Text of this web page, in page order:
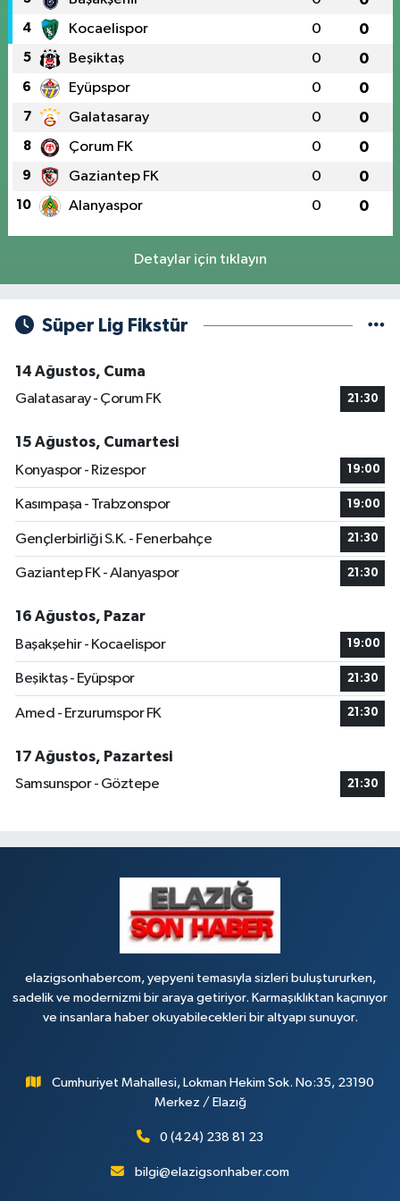
4 Kocaelispor 0 0
5 Beşiktaş 0 0
6 Eyüpspor 0 0
7 Galatasaray 0 0
8 Çorum FK 0 0
9 Gaziantep FK 0 0
10 Alanyaspor 0 0
Detaylar için tıklayın
Süper Lig Fikstür
14 Ağustos, Cuma
Galatasaray - Çorum FK
21:30
15 Ağustos, Cumartesi
Konyaspor - Rizespor
19:00
Kasımpaşa - Trabzonspor 19:00
Gençlerbirliği S.K. - Fenerbahçe 21:30
Gaziantep FK - Alanyaspor 21:30
16 Ağustos, Pazar
Başakşehir - Kocaelispor
19:00
Beşiktaş - Eyüpspor 21:30
Amed - Erzurumspor FK 21:30
17 Ağustos, Pazartesi
Samsunspor - Göztepe
21:30
elazigsonhabercom, yepyeni temasıyla sizleri buluştururken,
sadelik ve modernizmi bir araya getiriyor. Karmaşıklıktan kaçınıyor
ve insanlara haber okuyabilecekleri bir altyapı sunuyor.
Cumhuriyet Mahallesi, Lokman Hekim Sok. No:35, 23190
Merkez / Elazığ
0 (424) 238 81 23
bilgi@elazigsonhaber.com